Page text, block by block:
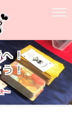
！
！
～